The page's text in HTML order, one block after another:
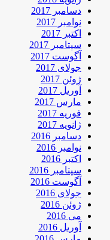
دسامبر 2017
نوامبر 2017
اکتبر 2017
سپتامبر 2017
آگوست 2017
جولای 2017
ژوئن 2017
آوریل 2017
مارس 2017
فوریه 2017
ژانویه 2017
دسامبر 2016
نوامبر 2016
اکتبر 2016
سپتامبر 2016
آگوست 2016
جولای 2016
ژوئن 2016
می 2016
آوریل 2016